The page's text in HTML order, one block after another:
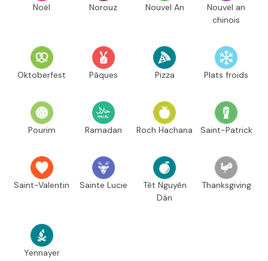
Noël Norouz Nouvel An
Nouvel an
chinois
Oktoberfest Pâques Pizza Plats froids
Pourim Ramadan Roch Hachana Saint-Patrick
Saint-Valentin Sainte Lucie
Têt Nguyên
Dán
Thanksgiving
Yennayer